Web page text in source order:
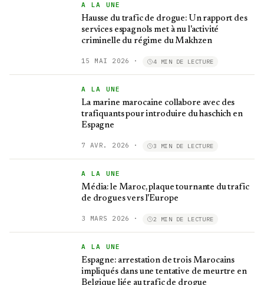
A LA UNE
Hausse du trafic de drogue: Un rapport des
services espagnols met à nu l'activité
criminelle du régime du Makhzen
15 MAI 2026 · 4 MIN DE LECTURE
A LA UNE
La marine marocaine collabore avec des
trafiquants pour introduire du haschich en
Espagne
7 AVR. 2026 · 3 MIN DE LECTURE
A LA UNE
Média: le Maroc, plaque tournante du trafic
de drogues vers l'Europe
3 MARS 2026 · 2 MIN DE LECTURE
A LA UNE
Espagne: arrestation de trois Marocains
impliqués dans une tentative de meurtre en
Belgique liée au trafic de drogue